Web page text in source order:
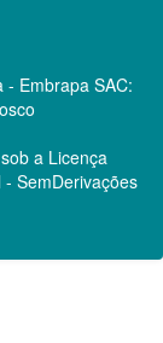
- Embrapa SAC:
a Licença
SemDerivações